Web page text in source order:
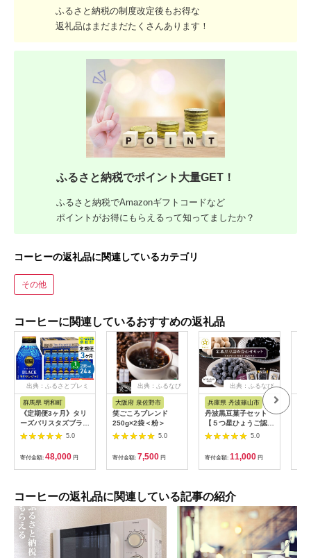
ふるさと納税の制度改定後もお得な
返礼品はまだまだたくさんあります！
ふるさと納税でポイント大量GET！
ふるさと納税でAmazonギフトコードなど
ポイントがお得にもらえるって知ってましたか？
コーヒーの返礼品に関連しているカテゴリ
その他
コーヒーに関連しているおすすめの返礼品
出典：ふるさとプレミ
アム
群馬県 明和町
《定期便3ヶ月》タリ
ーズバリスタズブラッ
ク キリマンジャロ ＜
285ml×24本＞【1ケ
ース】 [ふるさと納税
コーヒー タリーズ 定
期便 ボトルコーヒー
コーヒー 伊藤園コー
ヒー キリマンジャロ
まとめ買い]|10_itn-
222403
5.0
寄付金額: 48,000 円
出典：ふるなび
大阪府 泉佐野市
笑ごころブレンド
250g×2袋＜粉＞
5.0
寄付金額: 7,500 円
出典：ふるなび
兵庫県 丹波篠山市
丹波黒豆菓子セット
【５つ星ひょうご認
定】（黒豆グラッセ・
黒豆煮・きな粉黒豆）
丹波黒豆 きな粉 きな
こ 黒豆煮 煮豆 F011
5.0
寄付金額: 11,000 円
コーヒーの返礼品に関連している記事の紹介